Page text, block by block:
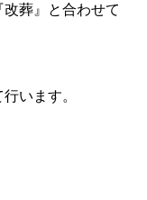
葬』と合わせて
います。